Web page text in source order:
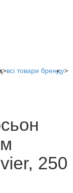
>всі товари бренду>
250